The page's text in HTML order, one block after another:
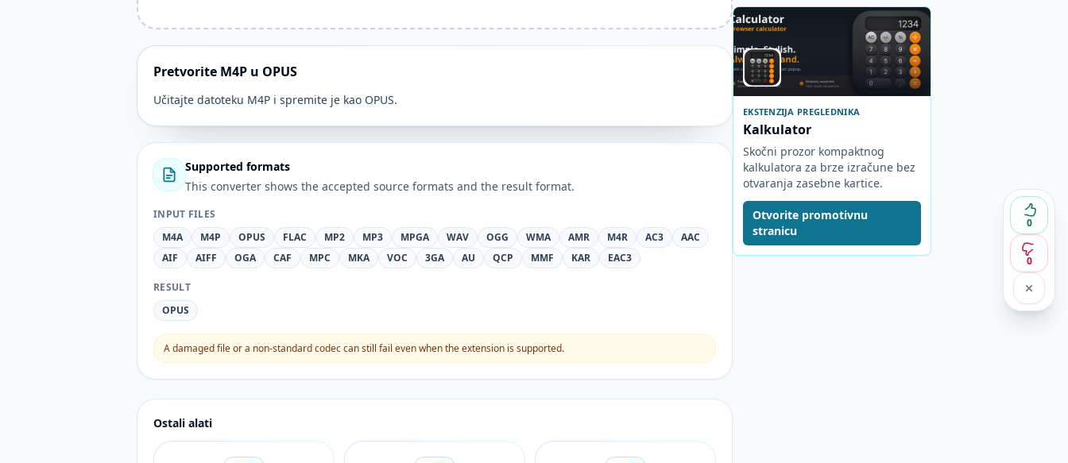
0
0
Pretvorite M4P u OPUS
Učitajte datoteku M4P i spremite je kao OPUS.
Supported formats
This converter shows the accepted source formats and the result format.
INPUT FILES
M4A
M4P OPUS FLAC MP2 MP3 MPGA WAV OGG WMA AMR M4R AC3
AAC
AIF
AIFF OGA CAF MPC MKA VOC 3GA AU QCP MMF KAR EAC3
RESULT
OPUS
A damaged file or a non-standard codec can still fail even when the extension is supported.
Ostali alati
EKSTENZIJA PREGLEDNIKA
Kalkulator
Skočni prozor kompaktnog
kalkulatora za brze izračune bez
otvaranja zasebne kartice.
Otvorite promotivnu
stranicu